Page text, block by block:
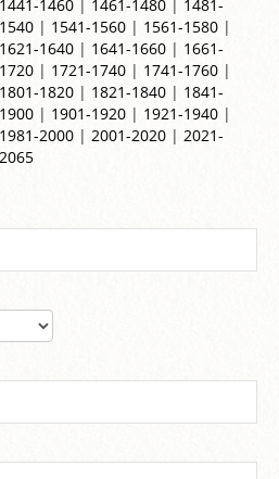
1441-1460 | 1461-1480 | 1481-
| 1541-1560 | 1561-1580 |
1621-1640 | 1641-1660 | 1661-
| 1721-1740 | 1741-1760 |
1801-1820 | 1821-1840 | 1841-
| 1901-1920 | 1921-1940 |
1981-2000 | 2001-2020 | 2021-